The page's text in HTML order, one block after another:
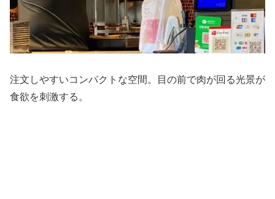
注文しやすいコンパクトな空間。目の前で肉が回る光景が
食欲を刺激する。